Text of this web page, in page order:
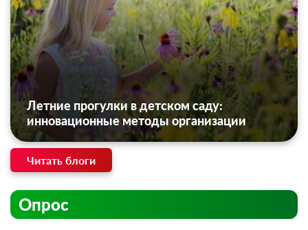
Летние прогулки в детском саду:
инновационные методы организации
Читать блоги
Опрос